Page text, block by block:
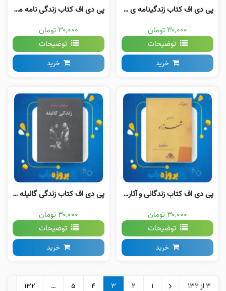
پی دی اف کتاب زندگینامه ی جبار باغچه بان جبار باغچه بان
۳۰,۰۰۰ تومان
توضیحات
خرید
پی دی اف کتاب زندگی نامه مهدی اخوان ثالث مهدی اخوان ثالث
۳۰,۰۰۰ تومان
توضیحات
خرید
پی دی اف کتاب زندگانی و آثار: رضا-کمال «شهرزاد» ابوالقاسم جنتی عطائی
۳۰,۰۰۰ تومان
توضیحات
خرید
پی دی اف کتاب زندگی‌ گالیله برتولت برشت کاوه کردونی
۳۰,۰۰۰ تومان
توضیحات
خرید
3 از 132 1
2
3
4
5
…
132